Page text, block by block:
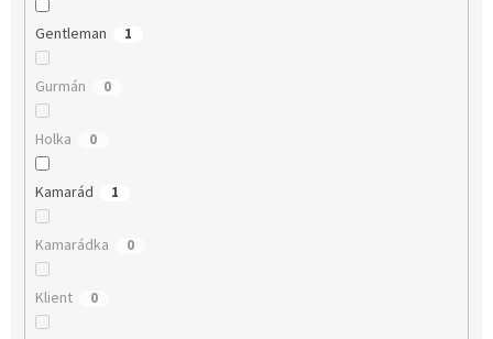
Gentleman 1
Gurmán 0
Holka 0
Kamarád 1
Kamarádka 0
Klient 0